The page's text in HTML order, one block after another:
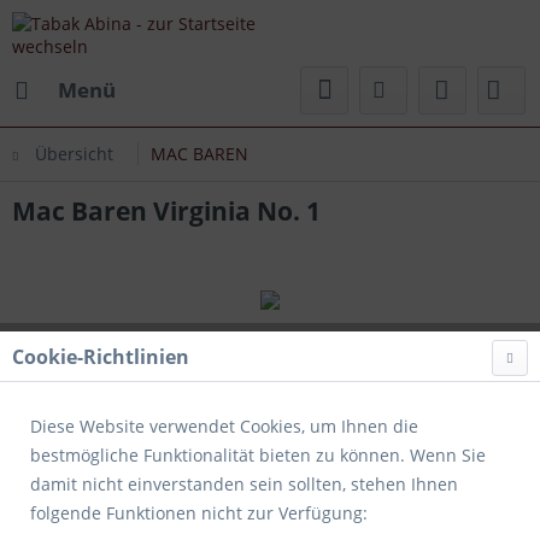
Menü
Übersicht MAC BAREN
Mac Baren Virginia No. 1
Cookie-Richtlinien
Diese Website verwendet Cookies, um Ihnen die
bestmögliche Funktionalität bieten zu können. Wenn Sie
damit nicht einverstanden sein sollten, stehen Ihnen
folgende Funktionen nicht zur Verfügung: